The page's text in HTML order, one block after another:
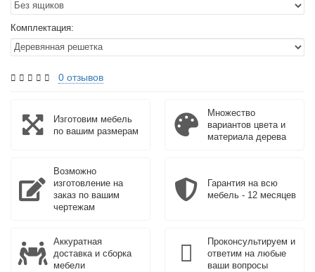
Комплектация:
0 отзывов
Изготовим мебель
по вашим размерам
Множество
вариантов цвета и
материала дерева
Возможно
изготовление на
заказ по вашим
чертежам
Гарантия на всю
мебель - 12 месяцев
Аккуратная
доставка и сборка
мебели
Проконсультируем и
ответим на любые
ваши вопросы